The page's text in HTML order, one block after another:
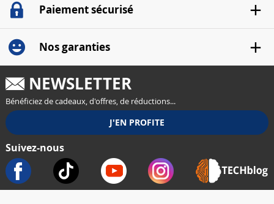
Paiement sécurisé
Nos garanties
NEWSLETTER
Bénéficiez de cadeaux, d'offres, de réductions...
Suivez-nous